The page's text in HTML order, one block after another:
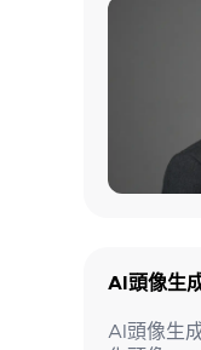
AI頭像生
AI頭像生